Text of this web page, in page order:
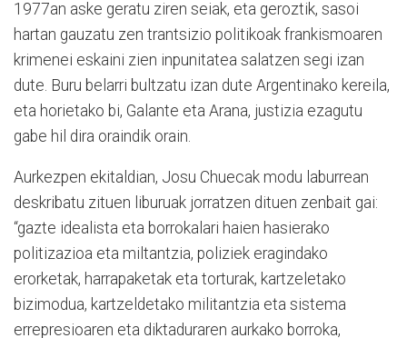
1977an aske geratu ziren seiak, eta geroztik, sasoi
hartan gauzatu zen trantsizio politikoak frankismoaren
krimenei eskaini zien inpunitatea salatzen segi izan
dute. Buru belarri bultzatu izan dute Argentinako kereila,
eta horietako bi, Galante eta Arana, justizia ezagutu
gabe hil dira oraindik orain.
Aurkezpen ekitaldian, Josu Chuecak modu laburrean
deskribatu zituen liburuak jorratzen dituen zenbait gai:
“gazte idealista eta borrokalari haien hasierako
politizazioa eta miltantzia, poliziek eragindako
erorketak, harrapaketak eta torturak, kartzeletako
bizimodua, kartzeldetako militantzia eta sistema
errepresioaren eta diktaduraren aurkako borroka,